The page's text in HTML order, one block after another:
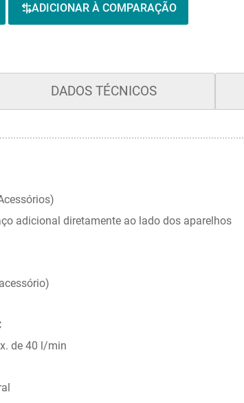
ADICIONAR À COMPARAÇÃO
DADOS TÉCNICOS
adicional diretamente ao lado dos aparelhos
de 40 l/min